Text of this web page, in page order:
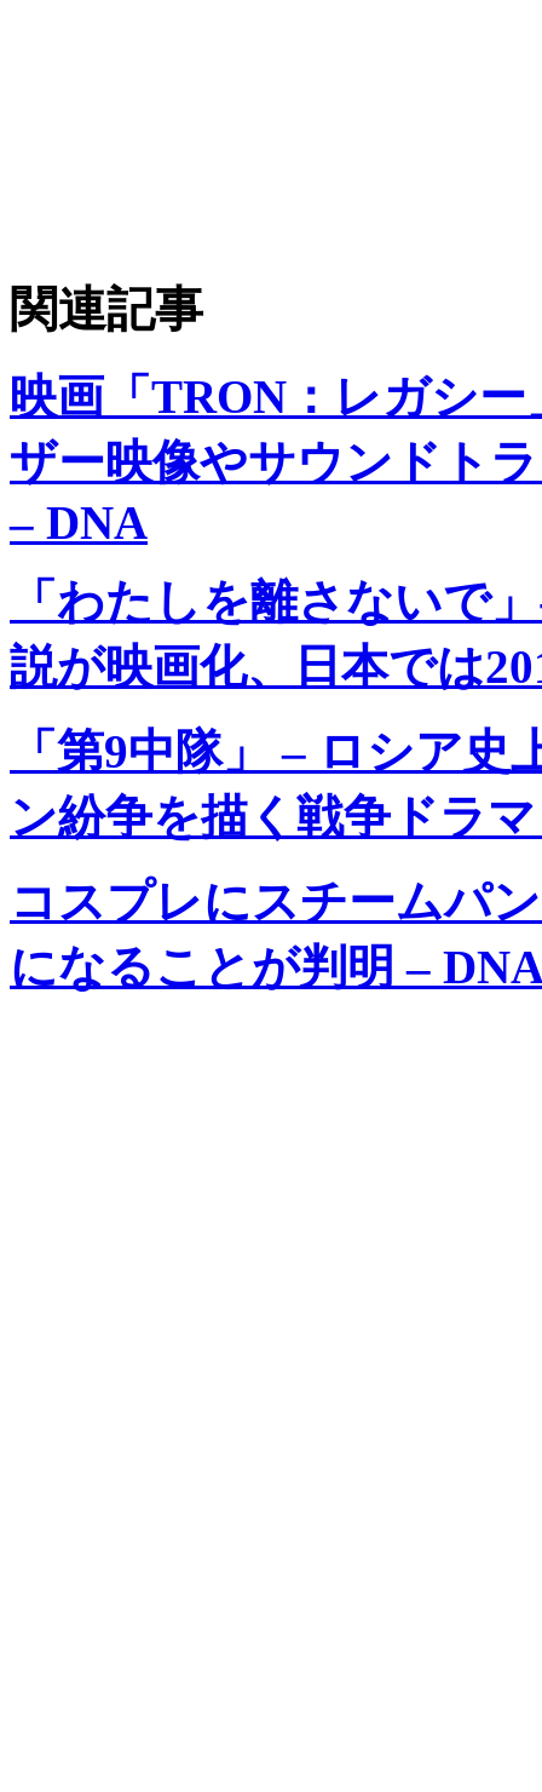
関連記事
映画「TRON：レガシ
ザー映像やサウンドト
– DNA
「わたしを離さないで
説が映画化、日本では
「第9中隊」 – ロシア
ン紛争を描く戦争ドラ
コスプレにスチームパ
になることが判明 –